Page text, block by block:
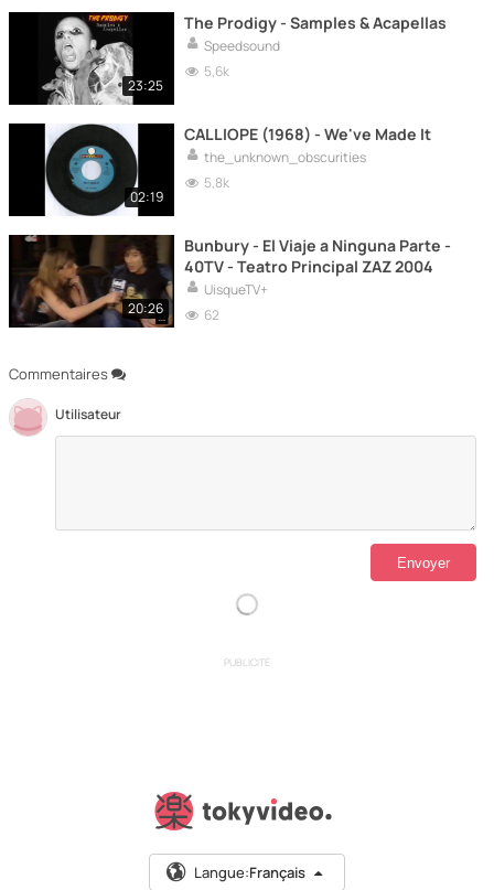
Commentaires
Utilisateur
23:25
The Prodigy - Samples & Acapellas
Speedsound
5,6k
02:19
CALLIOPE (1968) - We've Made It
the_unknown_obscurities
5,8k
20:26
Bunbury - El Viaje a Ninguna Parte -
40TV - Teatro Principal ZAZ 2004
UisqueTV+
62
PUBLICITÉ
Langue:Français